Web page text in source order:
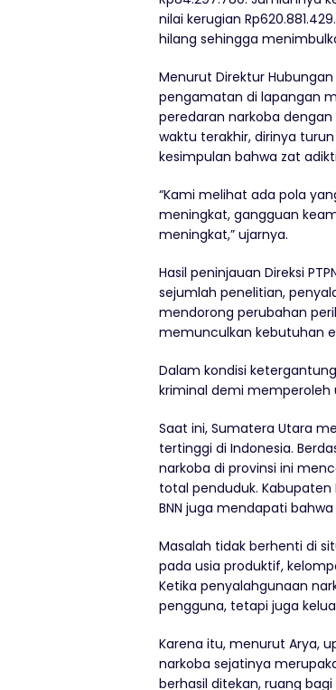
nilai kerugian
hilang sehingga
Menurut Direktur Hubungan
pengamatan di lapangan
peredaran narkoba
waktu terakhir, dirinya
kesimpulan bahwa zat
“Kami melihat ada pola
meningkat, gangguan
meningkat,” ujarnya.
Hasil peninjauan Direksi
sejumlah penelitian,
mendorong perubahan
memunculkan kebutuhan
Dalam kondisi
kriminal demi
Saat ini, Sumatera Utara
tertinggi di Indonesia.
narkoba di provinsi ini
total penduduk. Kabupaten
BNN juga mendapati
Masalah tidak berhenti di
pada usia produktif,
Ketika penyalahgunaan
pengguna, tetapi juga
Karena itu, menurut Arya,
narkoba sejatinya
berhasil ditekan, ruang